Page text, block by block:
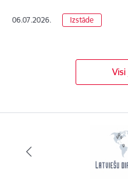
06.07.2026. Izstāde